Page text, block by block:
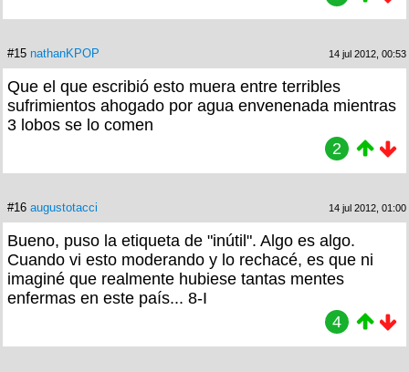
#15 nathanKPOP 14 jul 2012, 00:53
Que el que escribió esto muera entre terribles
sufrimientos ahogado por agua envenenada mientras
3 lobos se lo comen
2
#16 augustotacci 14 jul 2012, 01:00
Bueno, puso la etiqueta de "inútil". Algo es algo.
Cuando vi esto moderando y lo rechacé, es que ni
imaginé que realmente hubiese tantas mentes
enfermas en este país... 8-I
4